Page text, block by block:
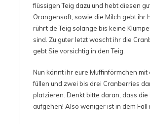
flüssigen Teig dazu und hebt diesen
Orangensaft, sowie die Milch gebt ihr
rührt de Teig solange bis keine
sind. Zu guter letzt wascht ihr die
gebt Sie vorsichtig in den Teig.
Nun könnt ihr eure Muffinförmchen mit
füllen und zwei bis drei Cranberries
platzieren. Denkt bitte daran, dass die
aufgehen! Also weniger ist in dem Fall